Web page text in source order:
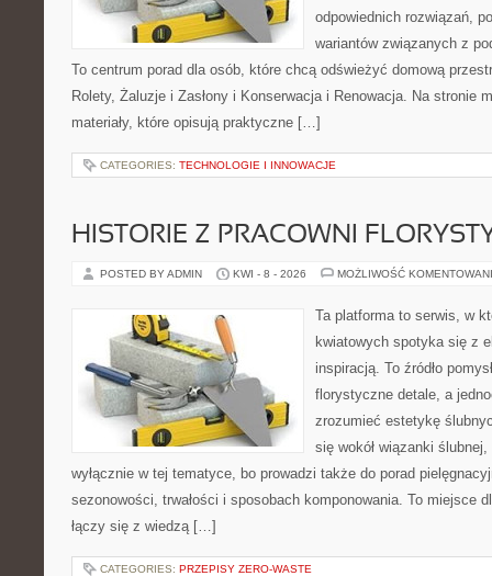
odpowiednich rozwiązań,
wariantów związanych z
To centrum porad dla osób, które chcą odświeżyć domową
Rolety, Żaluzje i Zasłony i Konserwacja i Renowacja. Na stronie
materiały, które opisują praktyczne […]
CATEGORIES: TECHNOLOGIE I INNOWACJE
HISTORIE Z PRACOWNI
POSTED BY ADMIN KWI - 8 - 2026 MOŻLIWOŚĆ
Ta platforma to serwis, w
kwiatowych spotyka się z
inspiracją. To źródło
florystyczne detale, a
zrozumieć estetykę
się wokół wiązanki
wyłącznie w tej tematyce, bo prowadzi także do porad
sezonowości, trwałości i sposobach komponowania. To miejsce
łączy się z wiedzą […]
CATEGORIES: PRZEPISY ZERO-WASTE